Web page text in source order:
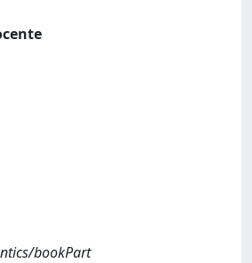
bookPart